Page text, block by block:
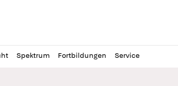
Spektrum Fortbildungen Service